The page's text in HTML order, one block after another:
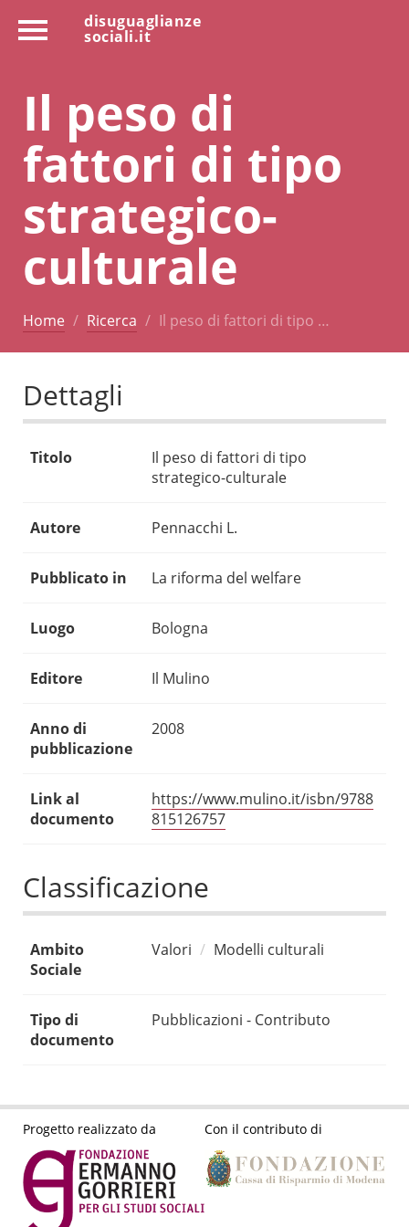
disuguaglianze
sociali.it
Il peso di
fattori di tipo
strategico-
culturale
Home Ricerca Il peso di fattori di tipo …
Dettagli
Titolo
Il peso di fattori di tipo
strategico-culturale
Autore Pennacchi L.
Pubblicato in La riforma del welfare
Luogo Bologna
Editore Il Mulino
Anno di
pubblicazione
2008
Link al
documento
https://www.mulino.it/isbn/9788
815126757
Classificazione
Ambito
Sociale
Valori Modelli culturali
Tipo di
documento
Pubblicazioni - Contributo
Progetto realizzato da Con il contributo di